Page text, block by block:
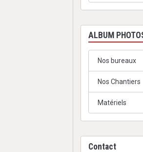
ALBUM
Nos bureaux
Nos Chantiers
Matériels
Contact